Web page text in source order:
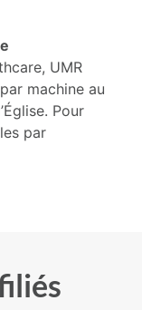
UMR
machine au
Pour
par